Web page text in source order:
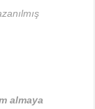
almaya